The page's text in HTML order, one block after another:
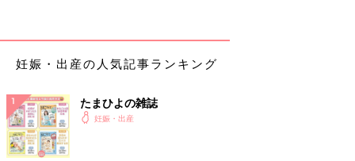
沢山のご回答ありがとうございます😳 体重増えてるの
で、テニスボールいいかもしれません😊他の方法も試して
みます✨
妊娠・出産の人気記事ランキング
たまひよの雑誌
妊娠・出産